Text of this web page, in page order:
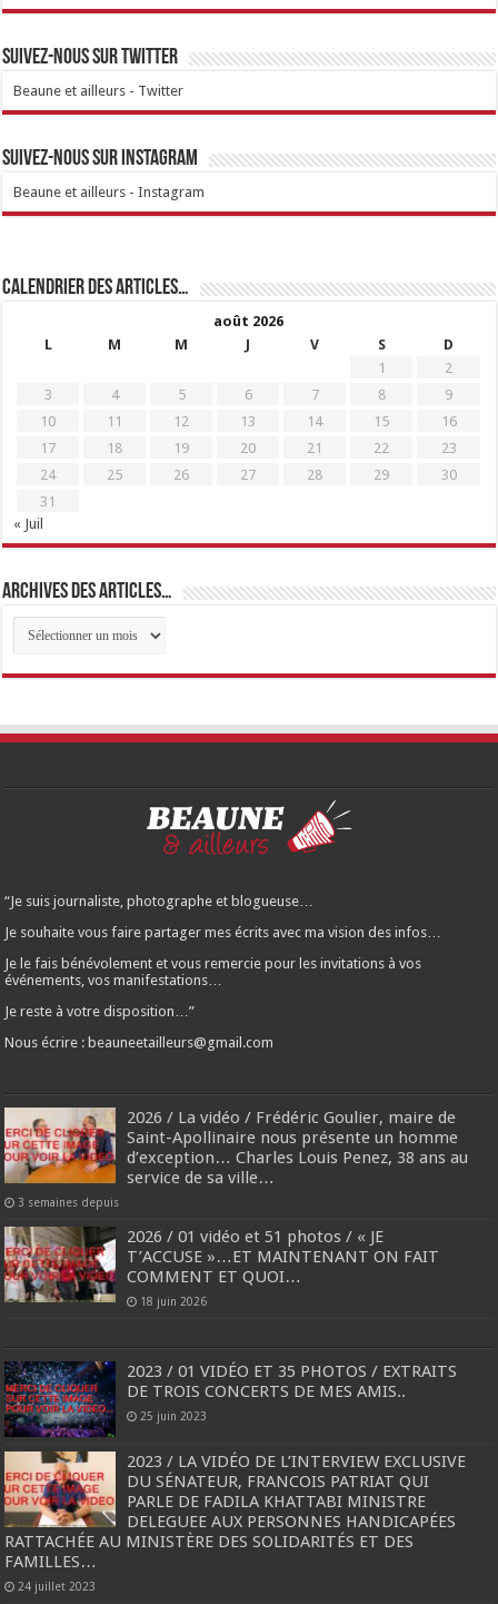
Suivez-nous sur Twitter
Beaune et ailleurs - Twitter
Suivez-nous sur Instagram
Beaune et ailleurs - Instagram
Calendrier des articles…
août 2026
L
M M J V S
D
1
2
3
4 5 6 7 8
9
10
11 12 13 14 15
16
17
18 19 20 21 22
23
24
25 26 27 28 29
30
31
« Juil
Archives des articles…
Archives
des
articles…
“Je suis journaliste, photographe et blogueuse…
Je souhaite vous faire partager mes écrits avec ma vision des infos…
Je le fais bénévolement et vous remercie pour les invitations à vos
événements, vos manifestations…
Je reste à votre disposition…”
Nous écrire : beauneetailleurs@gmail.com
2026 / La vidéo / Frédéric Goulier, maire de
Saint-Apollinaire nous présente un homme
d’exception… Charles Louis Penez, 38 ans au
service de sa ville…
3 semaines depuis
2026 / 01 vidéo et 51 photos / « JE
T’ACCUSE »…ET MAINTENANT ON FAIT
COMMENT ET QUOI…
18 juin 2026
2023 / 01 VIDÉO ET 35 PHOTOS / EXTRAITS
DE TROIS CONCERTS DE MES AMIS..
25 juin 2023
2023 / LA VIDÉO DE L’INTERVIEW EXCLUSIVE
DU SÉNATEUR, FRANCOIS PATRIAT QUI
PARLE DE FADILA KHATTABI MINISTRE
DELEGUEE AUX PERSONNES HANDICAPÉES
RATTACHÉE AU MINISTÈRE DES SOLIDARITÉS ET DES
FAMILLES…
24 juillet 2023